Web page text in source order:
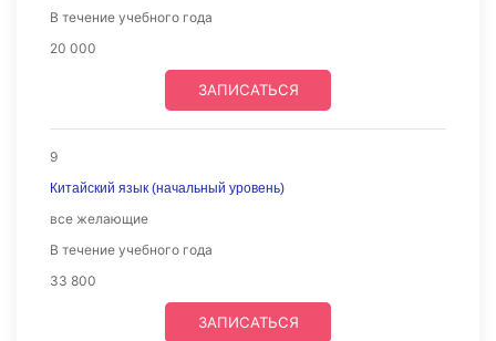
В течение учебного года
20 000
ЗАПИСАТЬСЯ
9
Китайский язык (начальный уровень)
все желающие
В течение учебного года
33 800
ЗАПИСАТЬСЯ